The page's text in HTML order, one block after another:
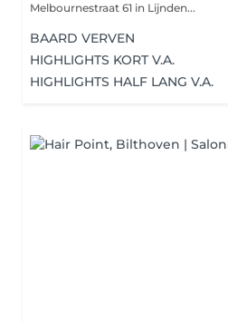
Melbournestraat 61 in Lijnden...
BAARD VERVEN
HIGHLIGHTS KORT V.A.
HIGHLIGHTS HALF LANG V.A.